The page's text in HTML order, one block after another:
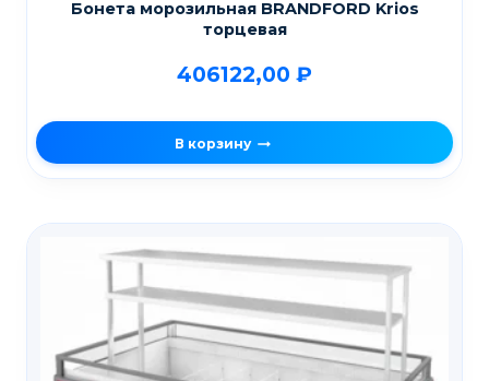
Бонета морозильная BRANDFORD Krios
торцевая
406122,00 ₽
В корзину